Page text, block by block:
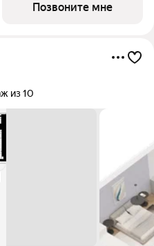
Позвоните мне
из 10